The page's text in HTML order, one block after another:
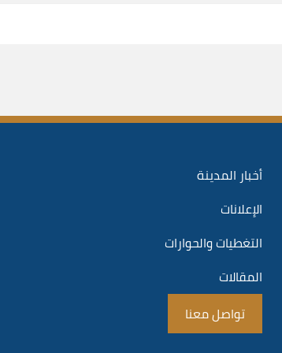
أخبار المدينة
الإعلانات
التغطيات والحوارات
المقالات
تواصل معنا